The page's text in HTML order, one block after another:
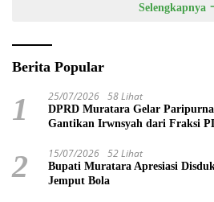
Selengkapnya
Berita Popular
1 25/07/2026 58 Lihat
DPRD Muratara Gelar
Gantikan Irwnsyah dari Fraksi
2 15/07/2026 52 Lihat
Bupati Muratara Apresiasi
Jemput Bola